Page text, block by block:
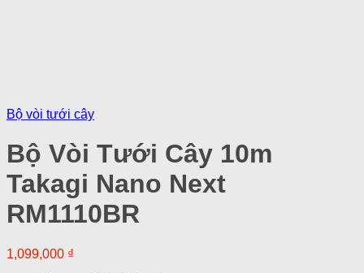
Bộ vòi tưới cây
Bộ Vòi Tưới Cây 10m
Takagi Nano Next
RM1110BR
1,099,000 ₫